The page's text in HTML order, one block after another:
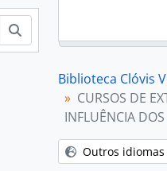
Biblioteca Clóvis
CURSOS DE
INFLUÊNCIA
Outros